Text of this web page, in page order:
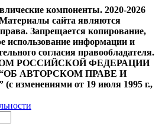
компоненты. 2020-2026
сайта являются
Запрещается копирование,
использование информации и
согласия правообладателя.
РОССИЙСКОЙ ФЕДЕРАЦИИ
“ОБ АВТОРСКОМ ПРАВЕ И
от 19 июля 1995 г.,